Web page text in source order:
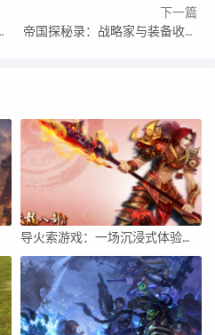
下一篇
帝国探秘录：战略家与装备收藏家的心得交流与分享
导火索游戏：一场沉浸式体验的探索